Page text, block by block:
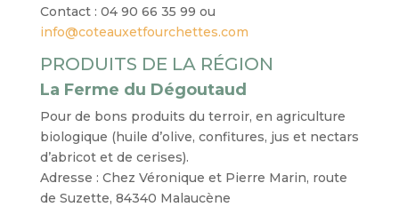
Contact : 04 90 66 35 99 ou
info@coteauxetfourchettes.com
PRODUITS DE LA RÉGION
La Ferme du Dégoutaud
Pour de bons produits du terroir, en agriculture
biologique (huile d’olive, confitures, jus et nectars
d’abricot et de cerises).
Adresse : Chez Véronique et Pierre Marin, route
de Suzette, 84340 Malaucène